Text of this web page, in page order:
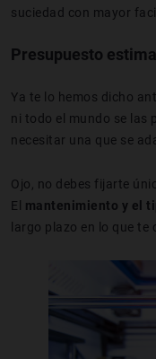
suciedad con mayor
Presupuesto
Ya te lo hemos dicho
ni todo el mundo se las
necesitar una que se
Ojo, no debes fijarte
El mantenimiento y el
largo plazo en lo que te